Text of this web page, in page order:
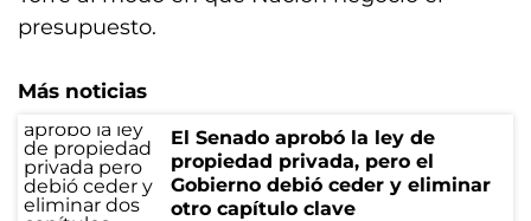
presupuesto.
Más noticias
El Senado aprobó la ley de
propiedad privada, pero el
Gobierno debió ceder y eliminar
otro capítulo clave